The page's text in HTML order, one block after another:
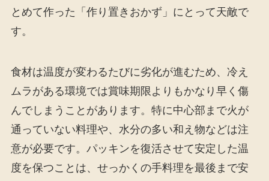
とめて作った「作り置きおかず」にとって天敵で
す。
食材は温度が変わるたびに劣化が進むため、冷え
ムラがある環境では賞味期限よりもかなり早く傷
んでしまうことがあります。特に中心部まで火が
通っていない料理や、水分の多い和え物などは注
意が必要です。パッキンを復活させて安定した温
度を保つことは、せっかくの手料理を最後まで安